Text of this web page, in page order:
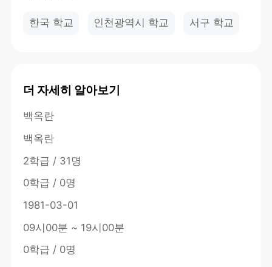
한국 학교 인천광역시 학교 서구 학교
더 자세히 알아보기
백옥란
백옥란
2학급 / 31명
0학급 / 0명
1981-03-01
09시00분 ~ 19시00분
0학급 / 0명